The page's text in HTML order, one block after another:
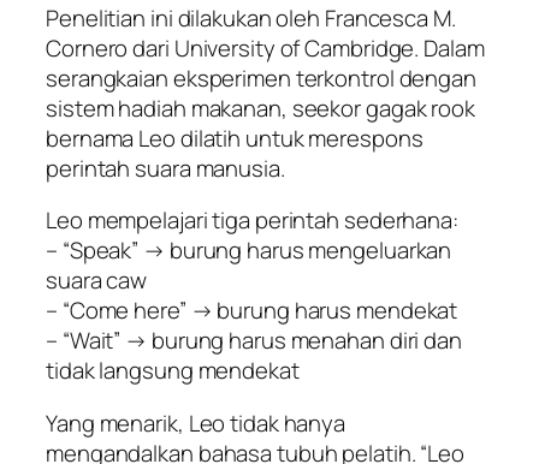
Penelitian ini dilakukan oleh Francesca M.
Cornero dari University of Cambridge. Dalam
serangkaian eksperimen terkontrol dengan
sistem hadiah makanan, seekor gagak rook
bernama Leo dilatih untuk merespons
perintah suara manusia.
Leo mempelajari tiga perintah sederhana:
– “Speak” → burung harus mengeluarkan
suara caw
– “Come here” → burung harus mendekat
– “Wait” → burung harus menahan diri dan
tidak langsung mendekat
Yang menarik, Leo tidak hanya
mengandalkan bahasa tubuh pelatih. “Leo